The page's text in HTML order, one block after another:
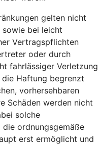
gelten nicht
bei leicht
Vertragspflichten
oder durch
fahrlässiger Verletzung
Haftung begrenzt
vorhersehbaren
Schäden werden nicht
solche
ordnungsgemäße
erst ermöglicht und